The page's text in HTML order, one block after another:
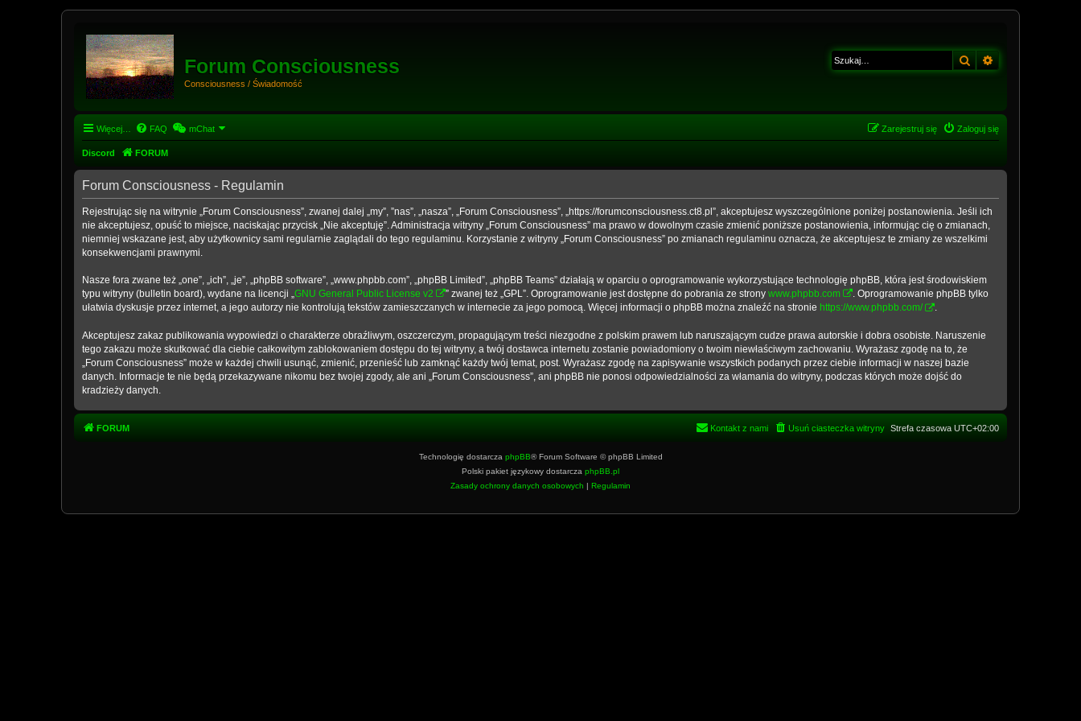
Forum Consciousness
Consciousness / Świadomość
Szukaj
Więcej… FAQ mChat Zaloguj się
Zarejestruj się
Discord FORUM
Forum Consciousness - Regulamin
Rejestrując się na witrynie „Forum Consciousness”, zwanej dalej „my”, ”nas”, „nasza”, „Forum Consciousness”, „https://forumconsciousness.ct8.pl”, akceptujesz wyszczególnione poniżej postanowienia. Jeśli ich
nie akceptujesz, opuść to miejsce, naciskając przycisk „Nie akceptuję”. Administracja witryny „Forum Consciousness” ma prawo w dowolnym czasie zmienić poniższe postanowienia, informując cię o zmianach,
niemniej wskazane jest, aby użytkownicy sami regularnie zaglądali do tego regulaminu. Korzystanie z witryny „Forum Consciousness” po zmianach regulaminu oznacza, że akceptujesz te zmiany ze wszelkimi
konsekwencjami prawnymi.
Nasze fora zwane też „one”, „ich”, „je”, „phpBB software”, „www.phpbb.com”, „phpBB Limited”, „phpBB Teams” działają w oparciu o oprogramowanie wykorzystujące technologię phpBB, która jest środowiskiem
typu witryny (bulletin board), wydane na licencji „GNU General Public License v2 ” zwanej też „GPL”. Oprogramowanie jest dostępne do pobrania ze strony www.phpbb.com
. Oprogramowanie phpBB tylko
ułatwia dyskusje przez internet, a jego autorzy nie kontrolują tekstów zamieszczanych w internecie za jego pomocą. Więcej informacji o phpBB można znaleźć na stronie https://www.phpbb.com/ .
Akceptujesz zakaz publikowania wypowiedzi o charakterze obraźliwym, oszczerczym, propagującym treści niezgodne z polskim prawem lub naruszającym cudze prawa autorskie i dobra osobiste. Naruszenie
tego zakazu może skutkować dla ciebie całkowitym zablokowaniem dostępu do tej witryny, a twój dostawca internetu zostanie powiadomiony o twoim niewłaściwym zachowaniu. Wyrażasz zgodę na to, że
„Forum Consciousness” może w każdej chwili usunąć, zmienić, przenieść lub zamknąć każdy twój temat, post. Wyrażasz zgodę na zapisywanie wszystkich podanych przez ciebie informacji w naszej bazie
danych. Informacje te nie będą przekazywane nikomu bez twojej zgody, ale ani „Forum Consciousness”, ani phpBB nie ponosi odpowiedzialności za włamania do witryny, podczas których może dojść do
kradzieży danych.
FORUM Strefa czasowa UTC+02:00
Usuń ciasteczka witryny
Kontakt z nami
Technologię dostarcza phpBB® Forum Software © phpBB Limited
Polski pakiet językowy dostarcza phpBB.pl
Zasady ochrony danych osobowych | Regulamin